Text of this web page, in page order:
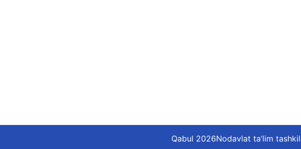
Qabul 2026Nodavlat ta’lim